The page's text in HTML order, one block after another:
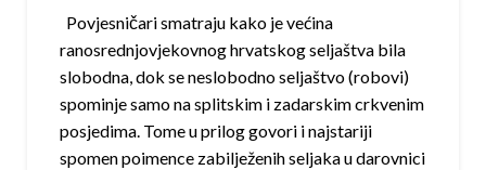
Povjesničari smatraju kako je većina
ranosrednjovjekovnog hrvatskog seljaštva bila
slobodna, dok se neslobodno seljaštvo (robovi)
spominje samo na splitskim i zadarskim crkvenim
posjedima. Tome u prilog govori i najstariji
spomen poimence zabilježenih seljaka u darovnici